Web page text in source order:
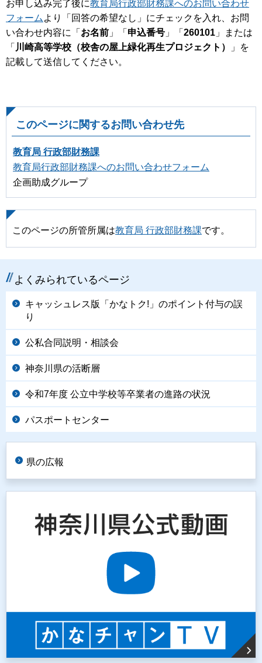
お申し込み完了後に教育局行政部財務課へのお問い合わせ
フォーム より「回答の希望なし」にチェックを入れ、お問
い合わせ内容に「 お名前 」「 申込番号 」「 260101 」または
「 川崎高等学校（校舎の屋上緑化再生プロジェクト）
」を
記載して送信してください。
このページに関するお問い合わせ先
教育局 行政部財務課
教育局行政部財務課へのお問い合わせフォーム
企画助成グループ
このページの所管所属は教育局 行政部財務課です。
よくみられているページ
キャッシュレス版「かなトク!」のポイント付与の誤
り
公私合同説明・相談会
神奈川県の活断層
令和7年度 公立中学校等卒業者の進路の状況
パスポートセンター
県の広報